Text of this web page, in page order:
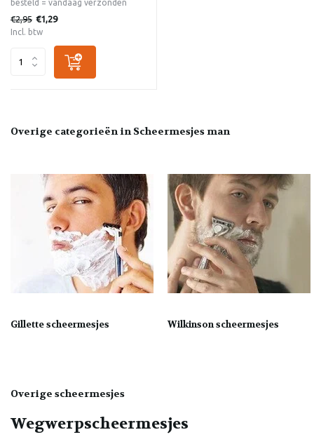
besteld = vandaag verzonden
€2,95 €1,29
Incl. btw
Overige categorieën in Scheermesjes man
Gillette scheermesjes Wilkinson scheermesjes
Overige scheermesjes
Wegwerpscheermesjes